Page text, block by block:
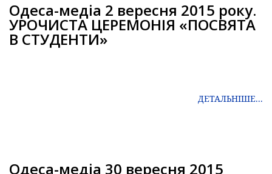
Одеса-медіа 2 вересня 2015 року.
УРОЧИСТА ЦЕРЕМОНІЯ «ПОСВЯТА
В СТУДЕНТИ»
ДЕТАЛЬНІШЕ...
Одеса-медіа 30 вересня 2015